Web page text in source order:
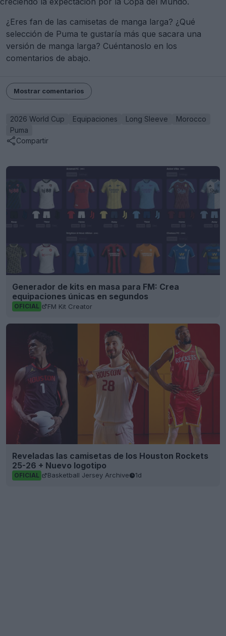
¿Eres fan de las camisetas de manga larga? ¿Qué
selección de Puma te gustaría más que sacara una
versión de manga larga? Cuéntanoslo en los
comentarios de abajo.
Mostrar comentarios
2026 World Cup Equipaciones Long Sleeve
Morocco
Puma
Compartir
Generador de kits en masa para FM: Crea
equipaciones únicas en segundos
OFICIAL FM Kit Creator
Reveladas las camisetas de los Houston Rockets
25-26 + Nuevo logotipo
OFICIAL Basketball Jersey Archive 1d